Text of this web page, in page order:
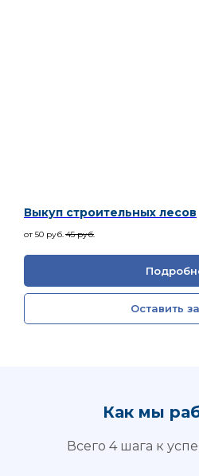
Выкуп строительных лесов
от 50 руб. 45 руб.
Оставить
Как мы
Всего 4 шага к